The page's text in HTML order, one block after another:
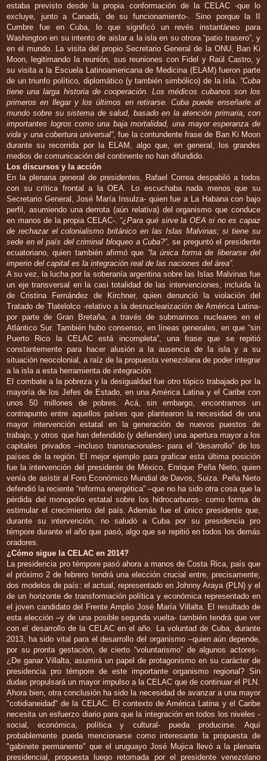
estaba previsto desde la propia conformación de la CELAC -que lo
excluye, junto a Canadá, de su funcionamiento-. Sino porque la II
Cumbre fue en Cuba, lo que significó un revés instantáneo para
Washington en su intento de aislar a la isla en su otrora “patio trasero”, y
en el mundo. La visita del propio Secretario General de la ONU, Ban Ki
Moon, legitimando la reunión, sus reuniones con Fidel y Raúl Castro, y
su visita a la Escuela Latinoamericana de Medicina (ELAM) fueron parte
de un triunfo político, diplomático (y también simbólico) de la isla. “Cuba
tiene una larga historia de cooperación. Los médicos cubanos son los
primeros en llegar y los últimos en retirarse. Cuba puede enseñarle al
mundo sobre su sistema de salud, basado en la atención primaria, con
importantes logros como una baja mortalidad, una mayor esperanza de
vida y una cobertura universal”, fue la contundente frase de Ban Ki Moon
durante su recorrida por la ELAM, algo que, en general, los grandes
medios de comunicación del continente no han difundido.
Los discursos y la acción
En la plenaria general de presidentes, Rafael Correa despabiló a todos
con su crítica frontal a la OEA. Lo escuchaba nada menos que su
Secretario General, José María Insulza- quien fue a La Habana con bajo
perfil, asumiendo una derrota (aún relativa) del organismo que conduce
en manos de la propia CELAC-. “¿Para qué sirve la OEA si no es capaz
de rechazar el colonialismo británico en las Islas Malvinas; si tiene su
sede en el país del criminal bloqueo a Cuba?”, se preguntó el presidente
ecuatoriano, quien también afirmó que “la única forma de liberarse del
imperio del capital es la integración real de las naciones del área”.
A su vez, la lucha por la soberanía argentina sobre las Islas Malvinas fue
un eje transversal en la casi totalidad de las intervenciones, incluida la
de Cristina Fernández de Kirchner, quien denunció la violación del
Tratado de Tlatelolco -relativo a la desnuclearización de América Latina-
por parte de Gran Bretaña, a través de submarinos nucleares en el
Atlántico Sur. También hubo consenso, en líneas generales, en que “sin
Puerto Rico la CELAC está incompleta”, una frase que se repitió
constantemente para hacer alusión a la ausencia de la isla y a su
situación neocolonial, a raíz de la propuesta venezolana de poder integrar
a la isla a esta herramienta de integración.
El combate a la pobreza y la desigualdad fue otro tópico trabajado por la
mayoría de los Jefes de Estado, en una América Latina y el Caribe con
unos 50 millones de pobres. Acá, sin embargo, encontramos un
contrapunto entre aquellos países que plantearon la necesidad de una
mayor intervención estatal en la generación de nuevos puestos de
trabajo, y otros que han defendido (y defienden) una apertura mayor a los
capitales privados –incluso transnacionales- para el “desarrollo” de los
países de la región. El mejor ejemplo para graficar esta última posición
fue la intervención del presidente de México, Enrique Peña Nieto, quien
venía de asistir al Foro Económico Mundial de Davos, Suiza. Peña Nieto
defendió la reciente “reforma energética” –que no ha sido otra cosa que la
pérdida del monopolio estatal sobre los hidrocarburos- como forma de
estimular el crecimiento del país. Además fue el único presidente que,
durante su intervención, no saludó a Cuba por su presidencia pro
témpore durante el año que pasó, algo que se repitió en todos los demás
oradores.
¿Cómo sigue la CELAC en 2014?
La presidencia pro témpore pasó ahora a manos de Costa Rica, país que
el próximo 2 de febrero tendrá una elección crucial entre, precisamente,
dos modelos de país: el actual, representado en Johnny Araya (PLN) y el
de un horizonte de transformación política y económica representado en
el joven candidato del Frente Amplio José María Villalta. El resultado de
esta elección –y de una posible segunda vuelta- también tendrá que ver
con el desarrollo de la CELAC en el año. La voluntad de Cuba, durante
2013, ha sido vital para el desarrollo del organismo –quien aún depende,
por su pronta gestación, de cierto “voluntarismo” de algunos actores-.
¿De ganar Villalta, asumirá un papel de protagonismo en su carácter de
presidencia pro témpore de este importante organismo regional? Sin
dudas propulsará un mayor impulso a la CELAC que de continuar el PLN.
Ahora bien, otra conclusión ha sido la necesidad de avanzar a una mayor
"cotidianeidad" de la CELAC. El contexto de América Latina y el Caribe
necesita un esfuerzo diario para que la integración en todos los niveles -
social, económica, política y cultural- pueda producirse. Aquí
probablemente pueda mencionarse como interesante la propuesta de
"gabinete permanente" que el uruguayo José Mujica llevó a la plenaria
presidencial, propuesta luego retomada por el presidente venezolano